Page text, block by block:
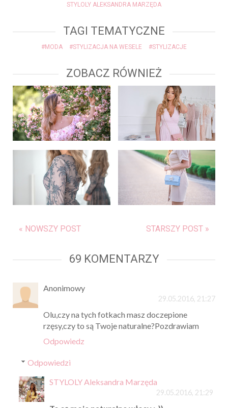
STYLOLY ALEKSANDRA MARZĘDA
TAGI TEMATYCZNE
#MODA #STYLIZACJA NA WESELE #STYLIZACJE
ZOBACZ RÓWNIEŻ
« NOWSZY POST STARSZY POST »
69 KOMENTARZY
Anonimowy
29.05.2016, 21:27
Olu,czy na tych fotkach masz doczepione
rzęsy,czy to są Twoje naturalne?Pozdrawiam
Odpowiedz
Odpowiedzi
STYLOLY Aleksandra Marzęda
29.05.2016, 21:29